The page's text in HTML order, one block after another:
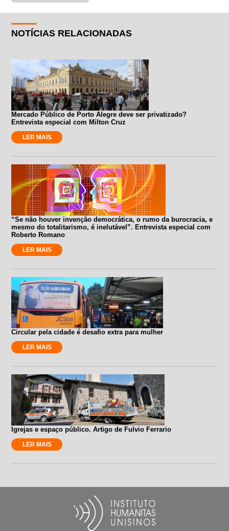
NOTÍCIAS RELACIONADAS
Mercado Público de Porto Alegre deve ser privatizado?
Entrevista especial com Milton Cruz
LER MAIS
“Se não houver invenção democrática, o rumo da burocracia, e
mesmo do totalitarismo, é inelutável”. Entrevista especial com
Roberto Romano
LER MAIS
Circular pela cidade é desafio extra para mulher
LER MAIS
Igrejas e espaço público. Artigo de Fulvio Ferrario
LER MAIS